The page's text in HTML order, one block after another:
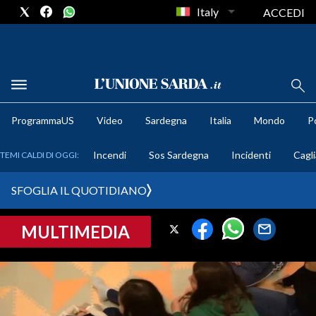
METEO
CRONACA SARDEGNA
PROVINCIA DI CAGLIARI
SULCIS IGLESIENTE
Italy ACCEDI
ProgrammaUS Video Sardegna Italia Mondo
TEMI CALDI DI OGGI: Incendi Sos Sardegna Incidenti
SFOGLIA IL QUOTIDIANO
MULTIMEDIA